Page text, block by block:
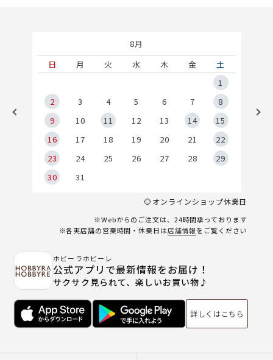
8月
日
月 火 水 木 金
土
1
2
3 4 5 6 7
8
9
10 11 12 13 14
15
16
17 18 19 20 21
22
23
24 25 26 27 28
29
30
31
オンラインショップ休業日
※Webからのご注文は、24時間承っております
※各実店舗の営業時間・休業日は店舗情報をご覧ください
ホビーラホビーレ
公式アプリで最新情報をお届け！
サクサク見られて、楽しいお買い物♪
詳しくはこちら